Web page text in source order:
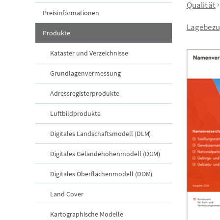
Preisinformationen
Produkte
Kataster und Verzeichnisse
Grundlagenvermessung
Adressregisterprodukte
Luftbildprodukte
Digitales Landschaftsmodell (DLM)
Digitales Geländehöhenmodell (DGM)
Digitales Oberflächenmodell (DOM)
Land Cover
Kartographische Modelle
Qualität